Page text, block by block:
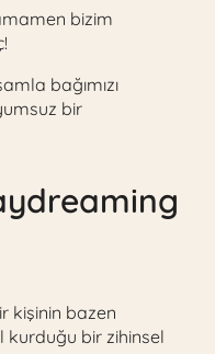
bizim
bağımızı
bir
kişinin bazen
kurduğu bir zihinsel